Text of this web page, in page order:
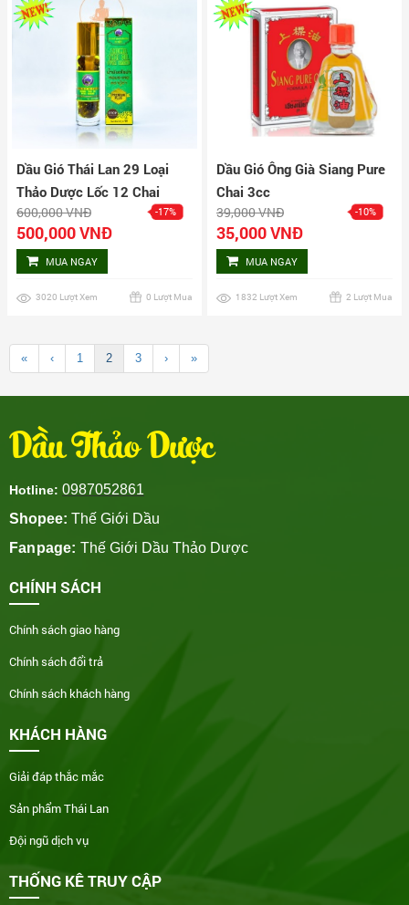
Dầu Gió Thái Lan 29 Loại
Thảo Dược Lốc 12 Chai
600,000 VNĐ -17%
500,000 VNĐ
MUA NGAY
3020 Lượt Xem 0 Lượt Mua
Dầu Gió Ông Già Siang Pure
Chai 3cc
39,000 VNĐ -10%
35,000 VNĐ
MUA NGAY
1832 Lượt Xem 2 Lượt Mua
« ‹ 1 2 3 › »
Dầu Thảo Dược
Hotline: 0987052861
Shopee: Thế Giới Dầu
Fanpage: Thế Giới Dầu Thảo Dược
CHÍNH SÁCH
Chính sách giao hàng
Chính sách đổi trả
Chính sách khách hàng
KHÁCH HÀNG
Giải đáp thắc mắc
Sản phẩm Thái Lan
Đội ngũ dịch vụ
THỐNG KÊ TRUY CẬP